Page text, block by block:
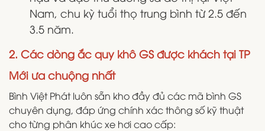
Nam, chu kỳ tuổi thọ trung bình từ 2.5 đến
3.5 năm.
2. Các dòng ắc quy khô GS được khách tại TP
Mới ưa chuộng nhất
Bình Việt Phát luôn sẵn kho đầy đủ các mã bình GS
chuyên dụng, đáp ứng chính xác thông số kỹ thuật
cho từng phân khúc xe hơi cao cấp: